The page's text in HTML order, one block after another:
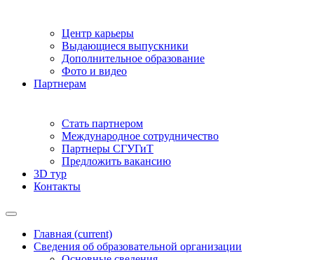
Центр карьеры
Выдающиеся выпускники
Дополнительное образование
Фото и видео
Партнерам
Стать партнером
Международное сотрудничество
Партнеры СГУГиТ
Предложить вакансию
3D тур
Контакты
Главная (current)
Сведения об образовательной организации